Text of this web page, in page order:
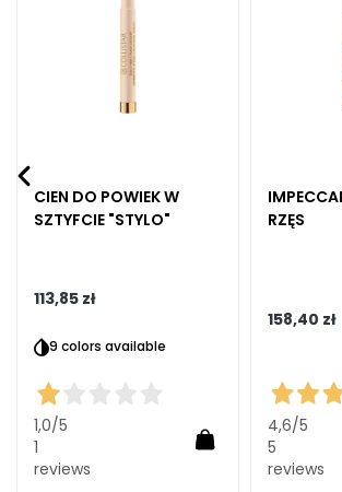
M
c
h
e
A
n
t
i
do koszyka
CIEN DO POWIEK W
SZTYFCIE "STYLO"
113,85 zł
9 colors available
1,0/5
1
reviews
Dodaj do koszyka
RZĘS
158,40 zł
4,6/5
5
reviews